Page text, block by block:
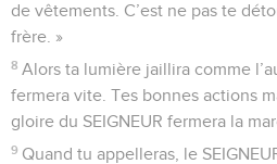
de vêtements. C’est ne pas te
frère. »
8 Alors ta lumière jaillira comme
fermera vite. Tes bonnes actions
gloire du SEIGNEUR fermera la
9 Quand tu appelleras, le